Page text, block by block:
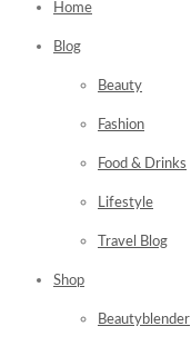
Home
Blog
Beauty
Fashion
Food & Drinks
Lifestyle
Travel Blog
Shop
Beautyblender